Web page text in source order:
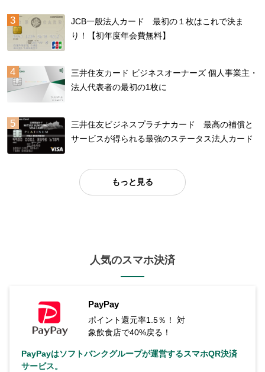
JCB一般法人カード 最初の１枚はこれで決ま
り！【初年度年会費無料】
三井住友カード ビジネスオーナーズ 個人事業主・
法人代表者の最初の1枚に
三井住友ビジネスプラチナカード 最高の補償と
サービスが得られる最強のステータス法人カード
もっと見る
人気のスマホ決済
PayPay
ポイント還元率1.5％！ 対
象飲食店で40%戻る！
PayPayはソフトバンクグループが運営するスマホQR決済
サービス。